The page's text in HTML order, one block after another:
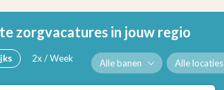
zorgvacatures in jouw regio
2x / Week Alle banen Alle locaties